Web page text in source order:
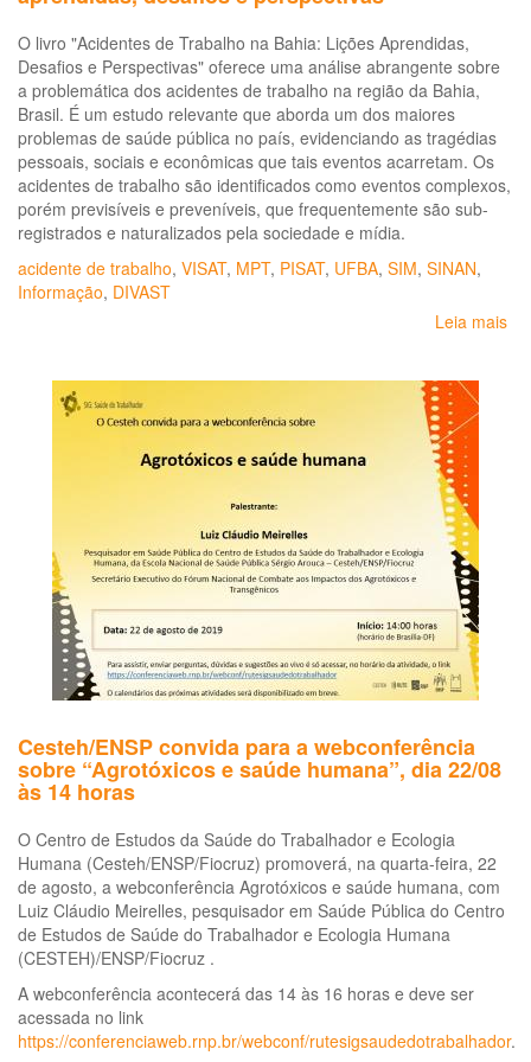
O livro "Acidentes de Trabalho na Bahia: Lições Aprendidas,
Desafios e Perspectivas" oferece uma análise abrangente sobre
a problemática dos acidentes de trabalho na região da Bahia,
Brasil. É um estudo relevante que aborda um dos maiores
problemas de saúde pública no país, evidenciando as tragédias
pessoais, sociais e econômicas que tais eventos acarretam. Os
acidentes de trabalho são identificados como eventos complexos,
porém previsíveis e preveníveis, que frequentemente são sub-
registrados e naturalizados pela sociedade e mídia.
acidente de trabalho, VISAT, MPT, PISAT, UFBA, SIM, SINAN,
Informação, DIVAST
Leia mais
Cesteh/ENSP convida para a webconferência
sobre “Agrotóxicos e saúde humana”, dia 22/08
às 14 horas
O Centro de Estudos da Saúde do Trabalhador e Ecologia
Humana (Cesteh/ENSP/Fiocruz) promoverá, na quarta-feira, 22
de agosto, a webconferência Agrotóxicos e saúde humana, com
Luiz Cláudio Meirelles, pesquisador em Saúde Pública do Centro
de Estudos de Saúde do Trabalhador e Ecologia Humana
(CESTEH)/ENSP/Fiocruz .
A webconferência acontecerá das 14 às 16 horas e deve ser
acessada no link
https://conferenciaweb.rnp.br/webconf/rutesigsaudedotrabalhador.